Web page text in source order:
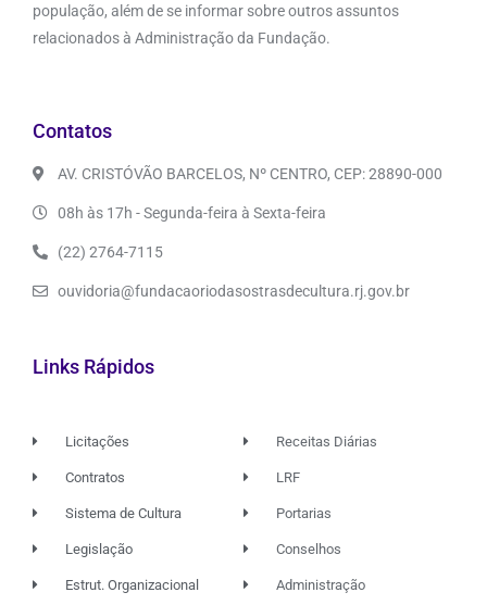
população, além de se informar sobre outros assuntos
relacionados à Administração da Fundação.
Contatos
AV. CRISTÓVÃO BARCELOS, Nº CENTRO, CEP: 28890-000
08h às 17h - Segunda-feira à Sexta-feira
(22) 2764-7115
ouvidoria@fundacaoriodasostrasdecultura.rj.gov.br
Links Rápidos
Licitações
Contratos
Sistema de Cultura
Legislação
Estrut. Organizacional
Receitas Diárias
LRF
Portarias
Conselhos
Administração